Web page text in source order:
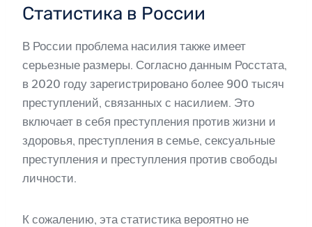
Статистика в России
В России проблема насилия также имеет
серьезные размеры. Согласно данным Росстата,
в 2020 году зарегистрировано более 900 тысяч
преступлений, связанных с насилием. Это
включает в себя преступления против жизни и
здоровья, преступления в семье, сексуальные
преступления и преступления против свободы
личности.
К сожалению, эта статистика вероятно не